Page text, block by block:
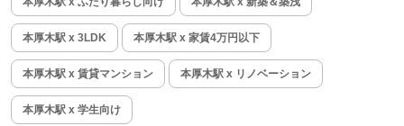
本厚木駅 x 3LDK 本厚木駅 x 家賃4万円以下
本厚木駅 x 賃貸マンション 本厚木駅 x リノベーション
本厚木駅 x 学生向け